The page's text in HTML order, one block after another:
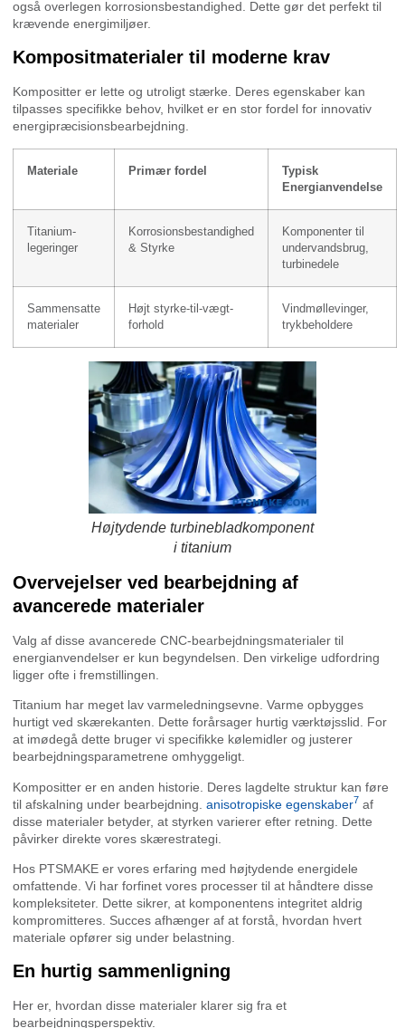
også overlegen korrosionsbestandighed. Dette gør det perfekt til
krævende energimiljøer.
Kompositmaterialer til moderne krav
Kompositter er lette og utroligt stærke. Deres egenskaber kan
tilpasses specifikke behov, hvilket er en stor fordel for innovativ
energipræcisionsbearbejdning.
Materiale Primær fordel
Typisk
Energianvendelse
Titanium-
legeringer
Korrosionsbestandighed
& Styrke
Komponenter til
undervandsbrug,
turbinedele
Sammensatte
materialer
Højt styrke-til-vægt-
forhold
Vindmøllevinger,
trykbeholdere
Højtydende turbinebladkomponent
i titanium
Overvejelser ved bearbejdning af
avancerede materialer
Valg af disse avancerede CNC-bearbejdningsmaterialer til
energianvendelser er kun begyndelsen. Den virkelige udfordring
ligger ofte i fremstillingen.
Titanium har meget lav varmeledningsevne. Varme opbygges
hurtigt ved skærekanten. Dette forårsager hurtig værktøjsslid. For
at imødegå dette bruger vi specifikke kølemidler og justerer
bearbejdningsparametrene omhyggeligt.
Kompositter er en anden historie. Deres lagdelte struktur kan føre
til afskalning under bearbejdning. anisotropiske egenskaber7 af
disse materialer betyder, at styrken varierer efter retning. Dette
påvirker direkte vores skærestra­tegi.
Hos PTSMAKE er vores erfaring med højtydende energidele
omfattende. Vi har forfinet vores processer til at håndtere disse
kompleksiteter. Dette sikrer, at komponentens integritet aldrig
kompromitteres. Succes afhænger af at forstå, hvordan hvert
materiale opfører sig under belastning.
En hurtig sammenligning
Her er, hvordan disse materialer klarer sig fra et
bearbejdningsperspektiv.